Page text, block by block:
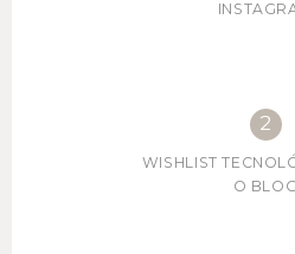
WISHLIST
O BLOG